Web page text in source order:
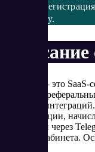
кабинет.
или ссылку.
Wordom — это
запускать
сложных
рекомендации,
клиентами через
личного кабинета.